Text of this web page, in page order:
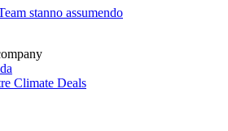
stanno assumendo
Climate Deals